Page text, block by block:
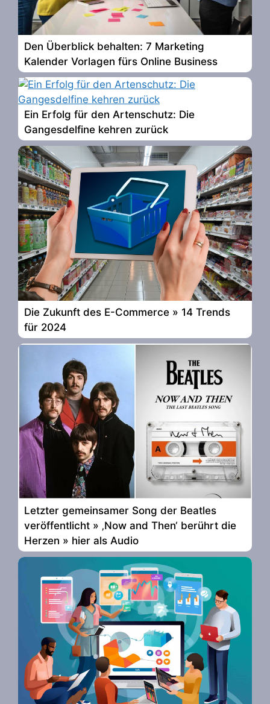
Den Überblick behalten: 7 Marketing
Kalender Vorlagen fürs Online Business
Ein Erfolg für den Artenschutz: Die
Gangesdelfine kehren zurück
Die Zukunft des E-Commerce » 14 Trends
für 2024
Letzter gemeinsamer Song der Beatles
veröffentlicht » ‚Now and Then‘ berührt die
Herzen » hier als Audio